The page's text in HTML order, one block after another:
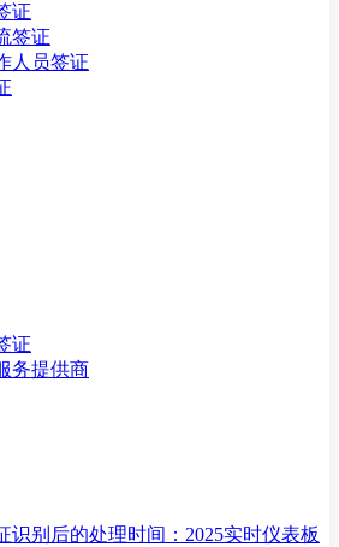
证
签证
人员签证
证
务提供商
识别后的处理时间：2025实时仪表板